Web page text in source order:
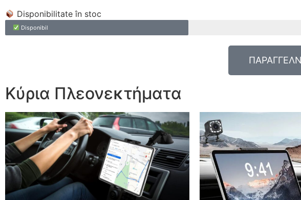
Disponibilitate în stoc
Disponibil
Κύρια Πλεονεκτήματα